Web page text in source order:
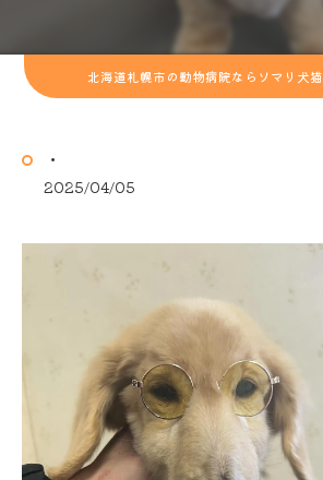
北海道札幌市の動物病院ならソマリ犬
・
2025/04/05